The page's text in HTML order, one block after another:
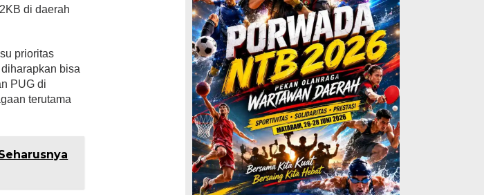
di daerah
prioritas
bisa
PUG di
terutama